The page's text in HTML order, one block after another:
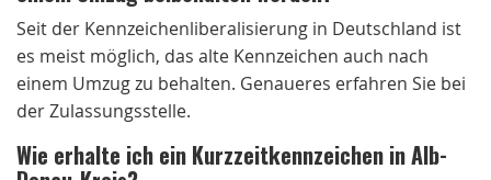
Seit der Kennzeichenliberalisierung in Deutschland ist
es meist möglich, das alte Kennzeichen auch nach
einem Umzug zu behalten. Genaueres erfahren Sie bei
der Zulassungsstelle.
Wie erhalte ich ein Kurzzeitkennzeichen in Alb-